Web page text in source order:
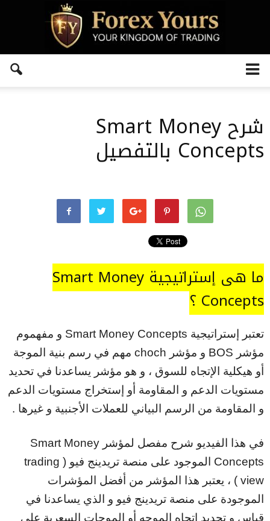
شرح Smart Money
Concepts بالتفصيل
ما هي إستراتيجية Smart Money
Concepts ؟
تعتبر إستراتيجية Smart Money Concepts و مفهموم
مؤشر BOS و مؤشر choch مهم في رسم بنية الموجة
أو هيكلية الإتجاه للسوق ، و هو مؤشر يساعدنا في تحديد
مستويات الدعم و المقاومة أو إستخراج مستويات الدعم
و المقاومة من الرسم البياني للعملات الأجنبية و غيرها .
في هذا الفيديو شرح مفصل لمؤشر Smart Money
Concepts الموجود على منصة تريدينج فيو ( trading
view ) ، يعتبر هذا المؤشر من أفضل المؤشرات
الموجودة على منصة تريدينج فيو و الذي يساعدنا في
قياس و تحديد إتجاه الموجه أو الموجات السعرية على